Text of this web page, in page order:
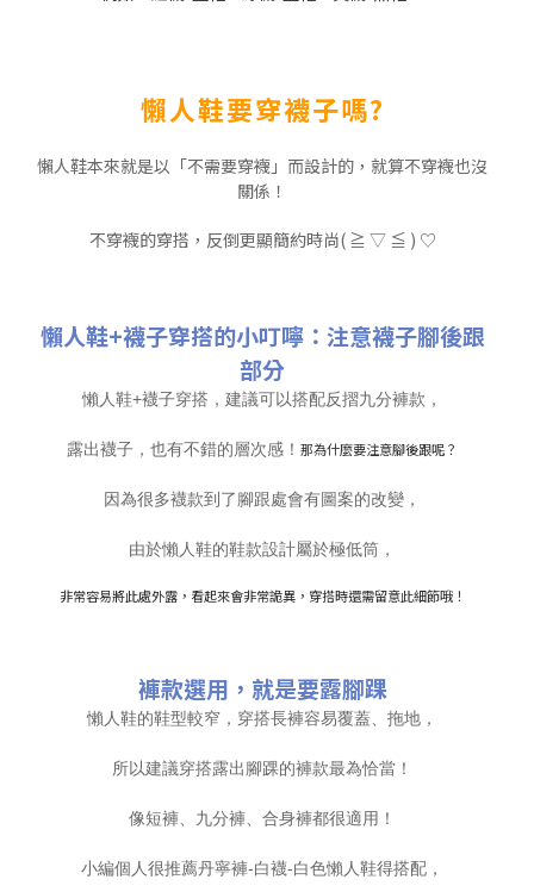
懶人鞋要穿襪子嗎?
懶人鞋本來就是以「不需要穿襪」而設計的，就算不穿襪也沒
關係！
不穿襪的穿搭，反倒更顯簡約時尚( ≧ ▽ ≦ ) ♡
懶人鞋+襪子穿搭的小叮嚀：注意襪子腳後跟
部分
懶人鞋+襪子穿搭，建議可以搭配反摺九分褲款，
露出襪子，也有不錯的層次感！ 那為什麼要注意腳後跟呢？
因為很多襪款到了腳跟處會有圖案的改變，
由於懶人鞋的鞋款設計屬於極低筒，
非常容易將此處外露，看起來會非常詭異， 穿搭時還需留意此細節哦！
褲款選用，就是要露腳踝
懶人鞋的鞋型較窄，穿搭長褲容易覆蓋、拖地，
所以建議穿搭露出腳踝的褲款最為恰當！
像短褲、九分褲、合身褲都很適用！
小編個人很推薦丹寧褲-白襪-白色懶人鞋得搭配，